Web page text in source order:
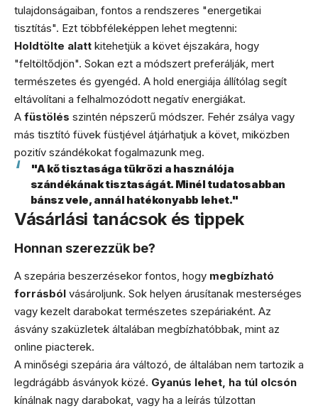
tulajdonságaiban, fontos a rendszeres "energetikai
tisztítás". Ezt többféleképpen lehet megtenni:
Holdtölte alatt kitehetjük a követ éjszakára, hogy
"feltöltődjön". Sokan ezt a módszert preferálják, mert
természetes és gyengéd. A hold energiája állítólag segít
eltávolítani a felhalmozódott negatív energiákat.
A füstölés szintén népszerű módszer. Fehér zsálya vagy
más tisztító füvek füstjével átjárhatjuk a követ, miközben
pozitív szándékokat fogalmazunk meg.
"A kő tisztasága tükrözi a használója
szándékának tisztaságát. Minél tudatosabban
bánsz vele, annál hatékonyabb lehet."
Vásárlási tanácsok és tippek
Honnan szerezzük be?
A szepária beszerzésekor fontos, hogy megbízható
forrásból vásároljunk. Sok helyen árusítanak mesterséges
vagy kezelt darabokat természetes szepáriaként. Az
ásvány szaküzletek általában megbízhatóbbak, mint az
online piacterek.
A minőségi szepária ára változó, de általában nem tartozik a
legdrágább ásványok közé. Gyanús lehet, ha túl olcsón
kínálnak nagy darabokat, vagy ha a leírás túlzottan